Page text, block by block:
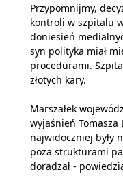
Przypomnijmy,
kontroli w szpitalu
doniesień
syn polityka miał
procedurami.
złotych kary.
Marszałek
wyjaśnień Tomasza
najwidoczniej były
poza strukturami
doradzał -